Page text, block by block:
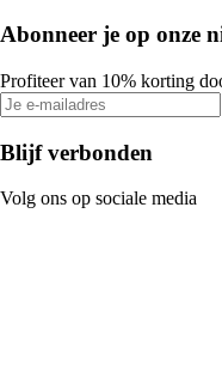
Abonneer je op onze
Profiteer van 10% korting
Blijf verbonden
Volg ons op sociale media